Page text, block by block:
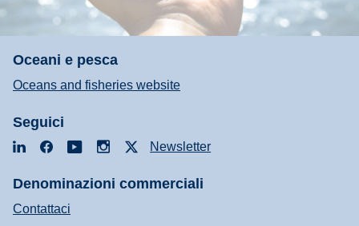
Oceani e pesca
Oceans and fisheries website
Seguici
LinkedInFacebookYouTubeInstagramNewsletter
Denominazioni commerciali
Contattaci